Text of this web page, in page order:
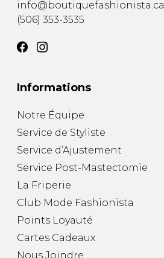
info@boutiquefashionista.ca
(506) 353-3535
Informations
Notre Équipe
Service de Styliste
Service d’Ajustement
Service Post-Mastectomie
La Friperie
Club Mode Fashionista
Points Loyauté
Cartes Cadeaux
Nous Joindre